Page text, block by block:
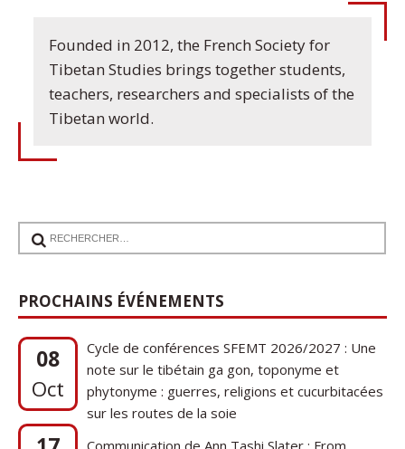
Founded in 2012, the French Society for
Tibetan Studies brings together students,
teachers, researchers and specialists of the
Tibetan world.
PROCHAINS ÉVÉNEMENTS
08
Oct
Cycle de conférences SFEMT 2026/2027 : Une
note sur le tibétain ga gon, toponyme et
phytonyme : guerres, religions et cucurbitacées
sur les routes de la soie
Communication de Ann Tashi Slater : From